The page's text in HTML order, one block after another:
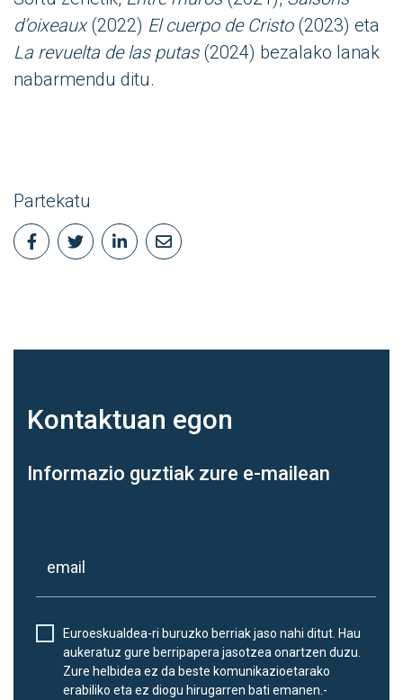
d’oixeaux(2022) El cuerpo de Cristo(2023) eta
La revuelta de las putas(2024) bezalako lanak
nabarmendu ditu.
Partekatu
Kontaktuan egon
Informazio guztiak zure e-mailean
Euroeskualdea-ri buruzko berriak jaso nahi ditut. Hau
aukeratuz gure berripapera jasotzea onartzen duzu.
Zure helbidea ez da beste komunikazioetarako
erabiliko eta ez diogu hirugarren bati emanen.-